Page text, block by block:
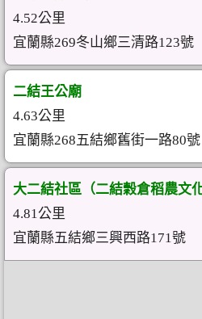
4.52公里
宜蘭縣269冬山鄉三清路123號
二結王公廟
4.63公里
宜蘭縣268五結鄉舊街一路80號
大二結社區（二結穀倉稻農文化
4.81公里
宜蘭縣五結鄉三興西路171號